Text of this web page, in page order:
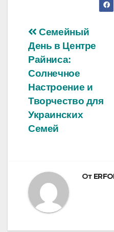
Навигация
по
записям
Семейный
День в Центре
Райниса:
Солнечное
Настроение и
Творчество для
Украинских
Семей
От